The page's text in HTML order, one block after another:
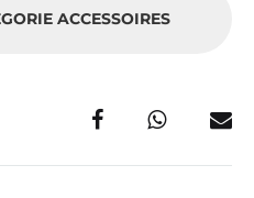
ACCESSOIRES